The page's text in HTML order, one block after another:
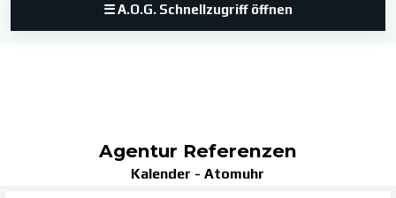
☰ A.O.G. Schnellzugriff öffnen
Agentur Referenzen
Kalender -Atomuhr